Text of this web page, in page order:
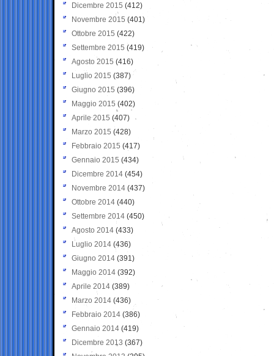
Dicembre 2015 (412)
Novembre 2015 (401)
Ottobre 2015 (422)
Settembre 2015 (419)
Agosto 2015 (416)
Luglio 2015 (387)
Giugno 2015 (396)
Maggio 2015 (402)
Aprile 2015 (407)
Marzo 2015 (428)
Febbraio 2015 (417)
Gennaio 2015 (434)
Dicembre 2014 (454)
Novembre 2014 (437)
Ottobre 2014 (440)
Settembre 2014 (450)
Agosto 2014 (433)
Luglio 2014 (436)
Giugno 2014 (391)
Maggio 2014 (392)
Aprile 2014 (389)
Marzo 2014 (436)
Febbraio 2014 (386)
Gennaio 2014 (419)
Dicembre 2013 (367)